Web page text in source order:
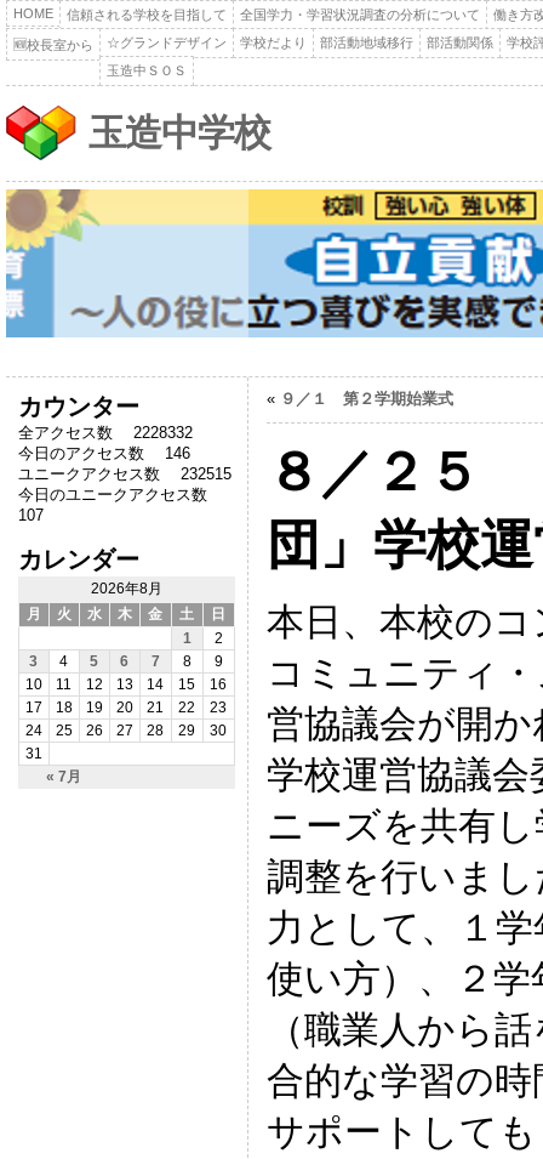
HOME 信頼される学校を目指して 全国学力・学習状況調査の分析について 働き方
🆕校長室から ☆グランドデザイン 学校だより 部活動地域移行 部活動関係
学校
玉造中ＳＯＳ
玉造中学校
カウンター
全アクセス数 2228332
今日のアクセス数 146
ユニークアクセス数 232515
今日のユニークアクセス数
107
カレンダー
2026年8月
月
火 水 木 金 土 日
« 7月
1
2
3
4 5 6 7 8
9
10
11 12 13 14 15
16
17
18 19 20 21 22
23
24
25 26 27 28 29
30
31
« ９／１ 第２学期始業式
８／２５
団」学校
本日、本校の
コミュニティ
営協議会が開
学校運営協議
ニーズを共有
調整を行いま
力として、１
使い方）、２
（職業人から
合的な学習の
サポートして